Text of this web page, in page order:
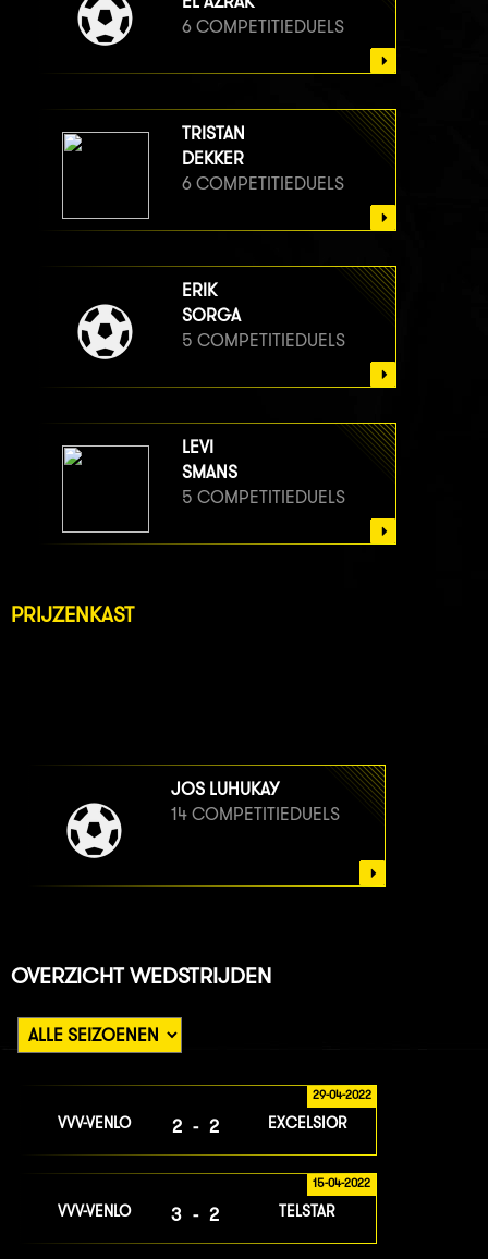
6 COMPETITIEDUELS
TRISTAN
DEKKER
6 COMPETITIEDUELS
ERIK
SORGA
5 COMPETITIEDUELS
LEVI
SMANS
5 COMPETITIEDUELS
PRIJZENKAST
JOS LUHUKAY
14 COMPETITIEDUELS
OVERZICHT WEDSTRIJDEN
29-04-2022
VVV-VENLO 2-2 EXCELSIOR
15-04-2022
VVV-VENLO 3-2 TELSTAR